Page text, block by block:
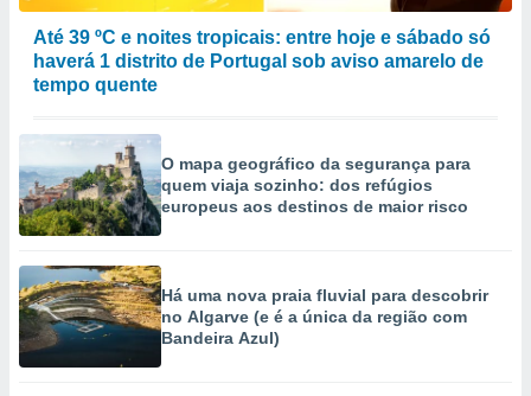
Até 39 ºC e noites tropicais: entre hoje e sábado só
haverá 1 distrito de Portugal sob aviso amarelo de
tempo quente
O mapa geográfico da segurança para
quem viaja sozinho: dos refúgios
europeus aos destinos de maior risco
Há uma nova praia fluvial para descobrir
no Algarve (e é a única da região com
Bandeira Azul)